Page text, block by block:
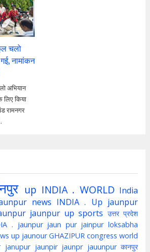
चलो
नामांकन
अभियान
लिए किया
रामनगर
up INDIA . WORLD India
news INDIA . Up jaunpur
jaunpur up sports उत्तर प्रदेश
. jaunpur jaun pur jainpur loksabha
up jaunour GHAZIPUR congress world
janupur jaunpir jaunpr jauunpur कानपुर